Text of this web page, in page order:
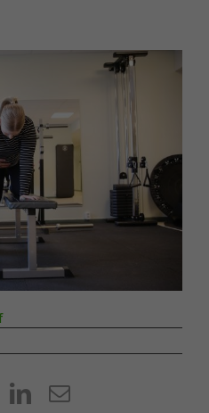
LinkedIn
E-